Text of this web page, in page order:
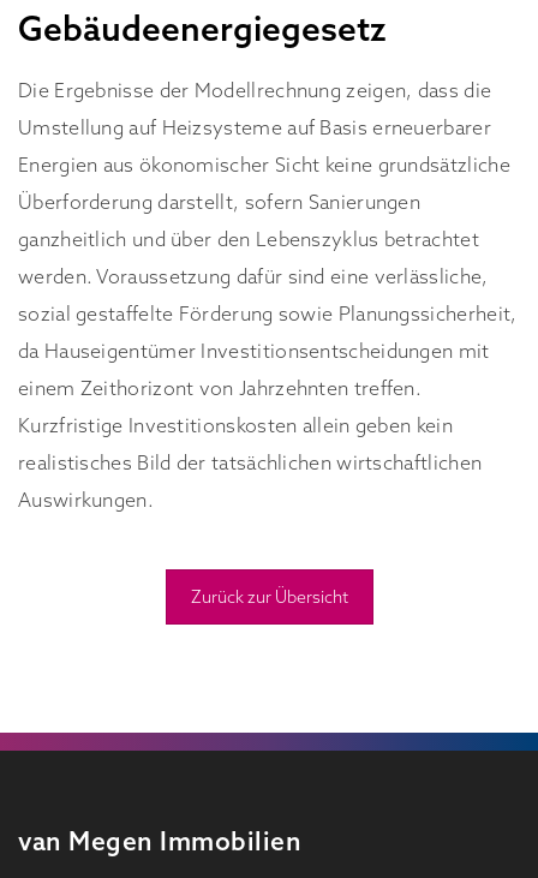
Gebäudeenergiegesetz
Die Ergebnisse der Modellrechnung zeigen, dass die
Umstellung auf Heizsysteme auf Basis erneuerbarer
Energien aus ökonomischer Sicht keine grundsätzliche
Überforderung darstellt, sofern Sanierungen
ganzheitlich und über den Lebenszyklus betrachtet
werden. Voraussetzung dafür sind eine verlässliche,
sozial gestaffelte Förderung sowie Planungssicherheit,
da Hauseigentümer Investitionsentscheidungen mit
einem Zeithorizont von Jahrzehnten treffen.
Kurzfristige Investitionskosten allein geben kein
realistisches Bild der tatsächlichen wirtschaftlichen
Auswirkungen.
Zurück zur Übersicht
van Megen Immobilien